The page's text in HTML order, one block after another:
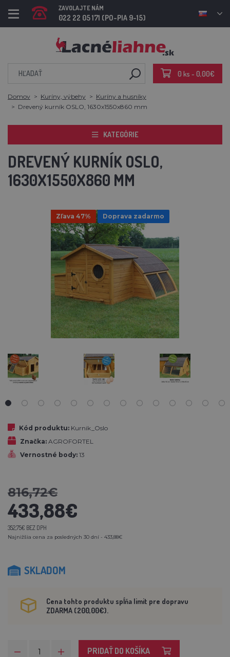
ZAVOLAJTE NÁM
022 22 05 171 (PO-PIA 9-15)
0 ks - 0,00€
Domov Kuríny, výbehy
Kuríny a husníky
Drevený kurník OSLO, 1630x1550x860 mm
KATEGÓRIE
DREVENÝ KURNÍK OSLO,
1630X1550X860 MM
Zľava 47% Doprava zadarmo
Kód produktu: Kurnik_Oslo
Značka: AGROFORTEL
Vernostné body: 13
816,72€
433,88€
352,75€ BEZ DPH
Najnižšia cena za posledných 30 dní - 433,88€
SKLADOM
Cena tohto produktu spĺňa limit pre dopravu
ZDARMA (200,00€).
PRIDAŤ DO KOŠÍKA